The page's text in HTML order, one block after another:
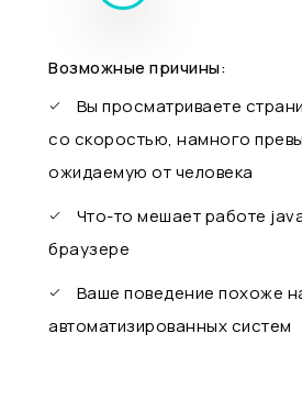
Возможные причины:
Вы просматриваете
со скоростью, намного
ожидаемую от человека
Что-то мешает работе
браузере
Ваше поведение похоже
автоматизированных систем